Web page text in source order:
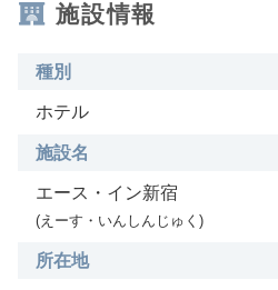
施設情報
種別
ホテル
施設名
エース・イン新宿
(えーす・いんしんじゅく)
所在地